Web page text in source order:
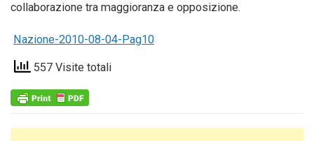
collaborazione tra maggioranza e opposizione.
Nazione-2010-08-04-Pag10
557 Visite totali